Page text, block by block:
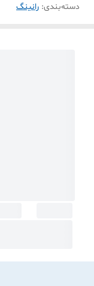
دسته‌بندی: رانینگ